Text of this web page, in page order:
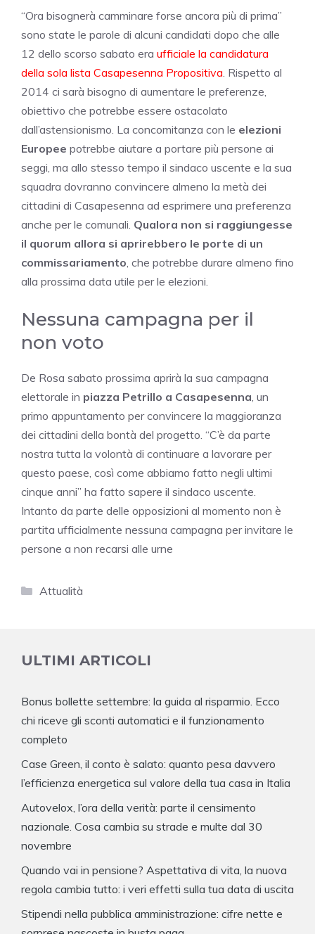
“Ora bisognerà camminare forse ancora più di prima”
sono state le parole di alcuni candidati dopo che alle
12 dello scorso sabato era ufficiale la candidatura
della sola lista Casapesenna Propositiva. Rispetto al
2014 ci sarà bisogno di aumentare le preferenze,
obiettivo che potrebbe essere ostacolato
dall’astensionismo. La concomitanza con le elezioni
Europee potrebbe aiutare a portare più persone ai
seggi, ma allo stesso tempo il sindaco uscente e la sua
squadra dovranno convincere almeno la metà dei
cittadini di Casapesenna ad esprimere una preferenza
anche per le comunali. Qualora non si raggiungesse
il quorum allora si aprirebbero le porte di un
commissariamento, che potrebbe durare almeno fino
alla prossima data utile per le elezioni.
Nessuna campagna per il
non voto
De Rosa sabato prossima aprirà la sua campagna
elettorale in piazza Petrillo a Casapesenna, un
primo appuntamento per convincere la maggioranza
dei cittadini della bontà del progetto. “C’è da parte
nostra tutta la volontà di continuare a lavorare per
questo paese, così come abbiamo fatto negli ultimi
cinque anni” ha fatto sapere il sindaco uscente.
Intanto da parte delle opposizioni al momento non è
partita ufficialmente nessuna campagna per invitare le
persone a non recarsi alle urne
Categorie
Attualità
ULTIMI ARTICOLI
Bonus bollette settembre: la guida al risparmio. Ecco
chi riceve gli sconti automatici e il funzionamento
completo
Case Green, il conto è salato: quanto pesa davvero
l’efficienza energetica sul valore della tua casa in Italia
Autovelox, l’ora della verità: parte il censimento
nazionale. Cosa cambia su strade e multe dal 30
novembre
Quando vai in pensione? Aspettativa di vita, la nuova
regola cambia tutto: i veri effetti sulla tua data di uscita
Stipendi nella pubblica amministrazione: cifre nette e